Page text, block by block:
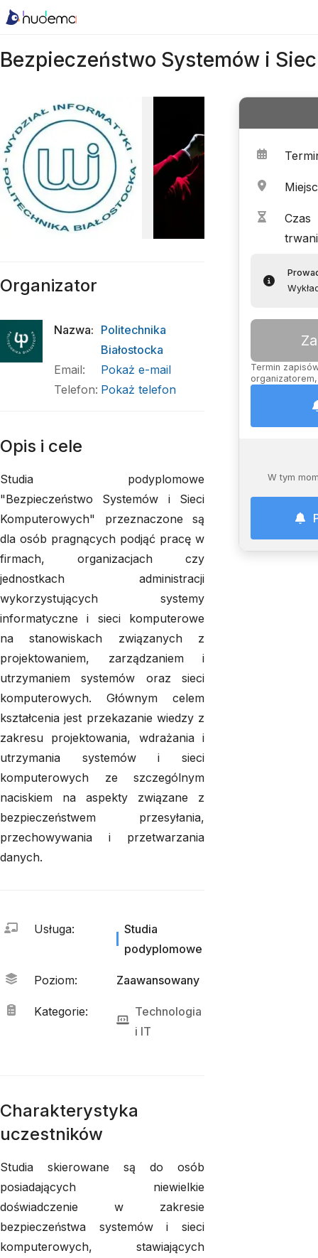
Bezpieczeństwo Systemów i
Czas
Termin
W tym
Organizator
Nazwa: Politechnika
Białostocka
Email:
Pokaż e-mail
Telefon: Pokaż telefon
Opis i cele
Studia podyplomowe
"Bezpieczeństwo Systemów i Sieci
Komputerowych" przeznaczone są
dla osób pragnących podjąć pracę w
firmach, organizacjach czy
jednostkach administracji
wykorzystujących systemy
informatyczne i sieci komputerowe
na stanowiskach związanych z
projektowaniem, zarządzaniem i
utrzymaniem systemów oraz sieci
komputerowych. Głównym celem
kształcenia jest przekazanie wiedzy z
zakresu projektowania, wdrażania i
utrzymania systemów i sieci
komputerowych ze szczególnym
naciskiem na aspekty związane z
bezpieczeństwem przesyłania,
przechowywania i przetwarzania
danych.
Usługa:
Studia
podyplomowe
Poziom: Zaawansowany
Kategorie:
Technologia
i IT
Charakterystyka
uczestników
Studia skierowane są do osób
posiadających niewielkie
doświadczenie w zakresie
bezpieczeństwa systemów i sieci
komputerowych, stawiających